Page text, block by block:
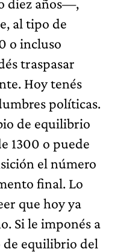
diez años—,
al tipo de
o incluso
traspasar
Hoy tenés
políticas.
de equilibrio
1300 o puede
el número
final. Lo
que hoy ya
Si le imponés a
de equilibrio del